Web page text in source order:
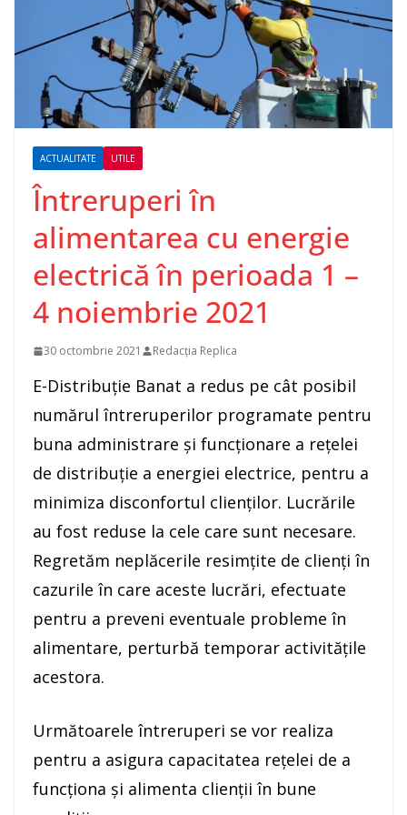
ACTUALITATE UTILE
Întreruperi în
alimentarea cu energie
electrică în perioada 1 –
4 noiembrie 2021
30 octombrie 2021 Redacția Replica
E-Distribuţie Banat a redus pe cât posibil
numărul întreruperilor programate pentru
buna administrare și funcționare a rețelei
de distribuție a energiei electrice, pentru a
minimiza disconfortul clienților. Lucrările
au fost reduse la cele care sunt necesare.
Regretăm neplăcerile resimțite de clienți în
cazurile în care aceste lucrări, efectuate
pentru a preveni eventuale probleme în
alimentare, perturbă temporar activitățile
acestora.
Următoarele întreruperi se vor realiza
pentru a asigura capacitatea rețelei de a
funcționa și alimenta clienții în bune